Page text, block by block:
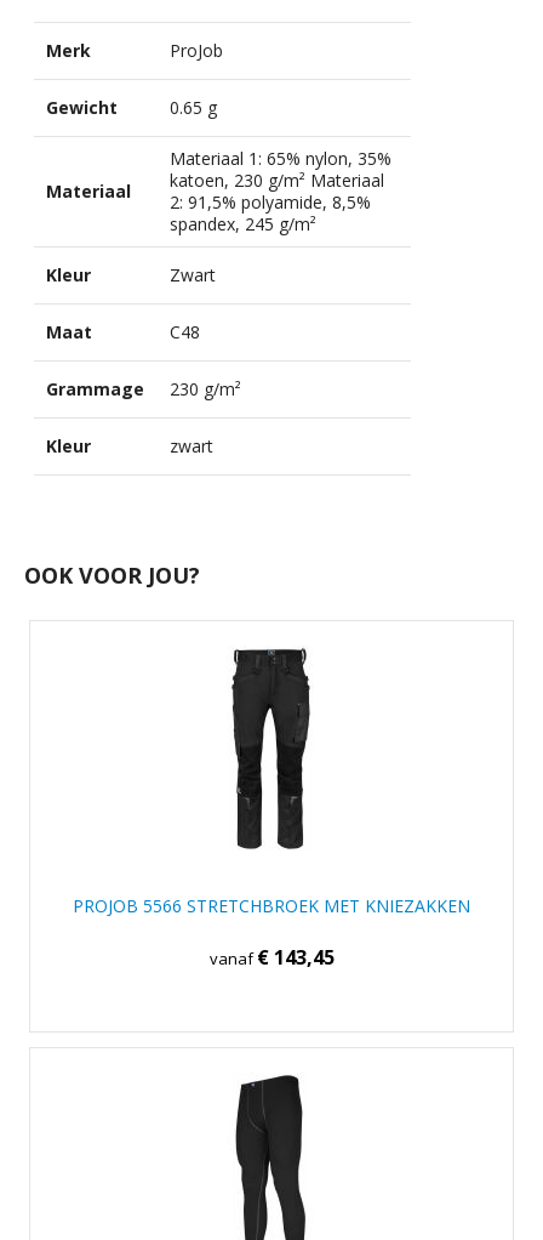
Merk ProJob
Gewicht 0.65 g
Materiaal
Materiaal 1: 65% nylon, 35%
katoen, 230 g/m² Materiaal
2: 91,5% polyamide, 8,5%
spandex, 245 g/m²
Kleur Zwart
Maat C48
Grammage 230 g/m²
Kleur zwart
OOK VOOR JOU?
PROJOB 5566 STRETCHBROEK MET KNIEZAKKEN
vanaf€ 143,45